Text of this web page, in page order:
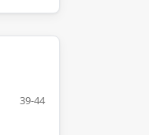
39-44